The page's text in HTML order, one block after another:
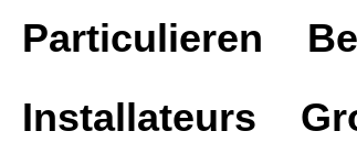
Particulieren
Installateurs